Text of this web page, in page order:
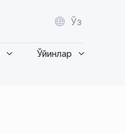
Ўз
Ўйинлар